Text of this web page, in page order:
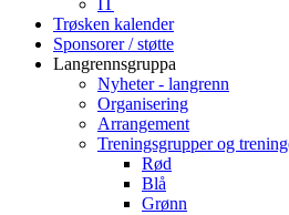
IT
Trøsken kalender
Sponsorer / støtte
Langrennsgruppa
Nyheter - langrenn
Organisering
Arrangement
Treningsgrupper og
Rød
Blå
Grønn